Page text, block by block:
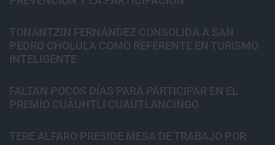
TONANTZIN FERNÁNDEZ CONSOLIDA A SAN
PEDRO CHOLULA COMO REFERENTE EN TURISMO
INTELIGENTE
FALTAN POCOS DÍAS PARA PARTICIPAR EN EL
PREMIO CUĀUHTLI CUAUTLANCINGO
TERE ALFARO PRESIDE MESA DE TRABAJO POR